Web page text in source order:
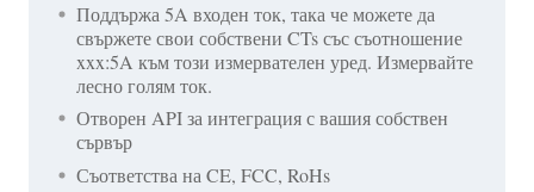
Поддържа 5A входен ток, така че можете да
свържете свои собствени CTs със съотношение
xxx:5A към този измервателен уред. Измервайте
лесно голям ток.
Отворен API за интеграция с вашия собствен
сървър
Съответства на CE, FCC, RoHs